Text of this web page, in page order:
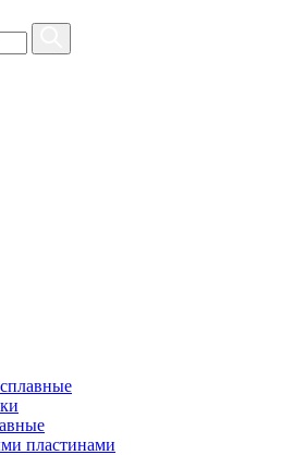
пластинами